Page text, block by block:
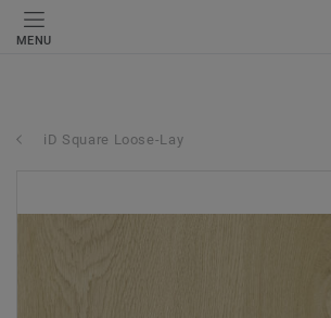
MENU
iD Square Loose-Lay